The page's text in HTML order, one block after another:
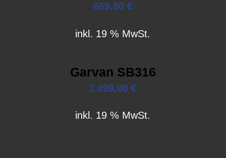
669,00 €
inkl. 19 % MwSt.
Garvan SB316
1.099,00€
inkl. 19 % MwSt.